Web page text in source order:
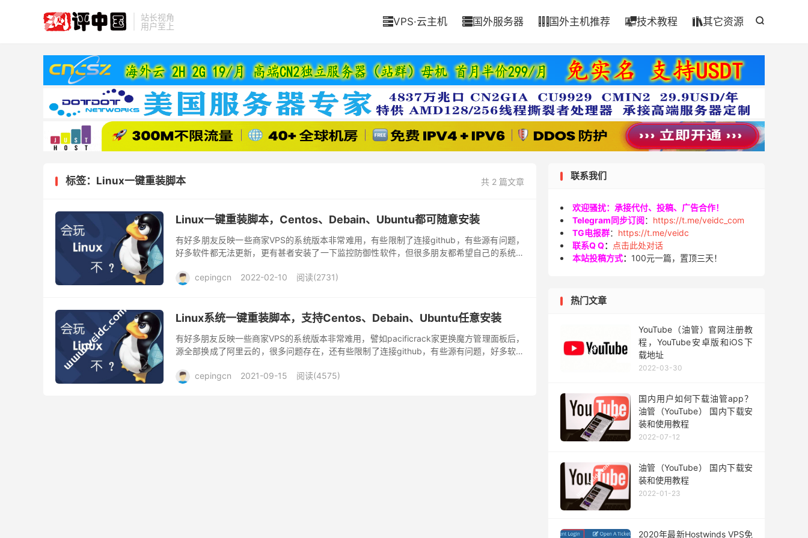
站长视角
用户至上

VPS·云主机 国外服务器  国外主机推荐 技术教程 其它资源
共 2 篇文章
标签：Linux一键重装脚本
Linux一键重装脚本，Centos、Debain、Ubuntu都可随意安装
有好多朋友反映一些商家VPS的系统版本非常难用，有些限制了连接github，有些源有问题，
好多软件都无法更新，更有甚者安装了一下监控防御性软件，但很多朋友都希望自己的系统比
cepingcn
2022-02-10 阅读(2731)
Linux系统一键重装脚本，支持Centos、Debain、Ubuntu任意安装
有好多朋友反映一些商家VPS的系统版本非常难用，譬如pacificrack家更换魔方管理面板后，
源全部换成了阿里云的，很多问题存在，还有些限制了连接github，有些源有问题，好多软件
cepingcn
2021-09-15 阅读(4575)
联系我们
欢迎骚扰：承接代付、投稿、广告合作！
Telegram同步订阅： https://t.me/veidc_com
TG电报群： https://t.me/veidc
联系Q Q：
点击此处对话
本站投稿方式： 100元一篇，置顶三天！
热门文章
YouTube（油管）官网注册教
程，YouTube安卓版和iOS下
载地址
2022-03-30
国内用户如何下载油管app？
油管（YouTube） 国内下载安
装和使用教程
2022-07-12
油管（YouTube） 国内下载安
装和使用教程
2022-01-23
2020年最新Hostwinds VPS免